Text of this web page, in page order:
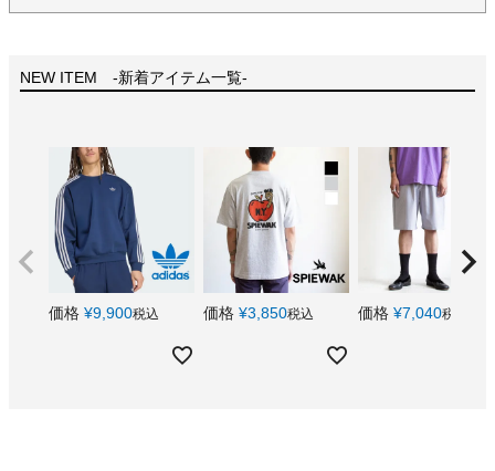
NEW ITEM -新着アイテム一覧-
価格 ¥9,900税込 価格 ¥3,850税込 価格 ¥7,040税込